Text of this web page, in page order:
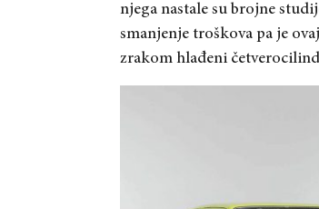
njega nastale su brojne
smanjenje troškova pa je
zrakom hlađeni